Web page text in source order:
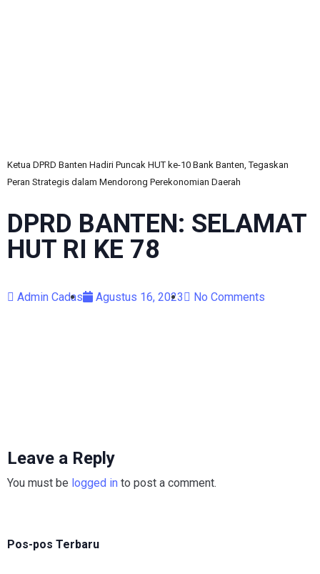
Ketua DPRD Banten Hadiri Puncak HUT ke-10 Bank Banten, Tegaskan
Peran Strategis dalam Mendorong Perekonomian Daerah
DPRD BANTEN: SELAMAT
HUT RI KE 78
Admin Cadas Agustus 16, 2023 No Comments
Leave a Reply
You must be logged in to post a comment.
Pos-pos Terbaru